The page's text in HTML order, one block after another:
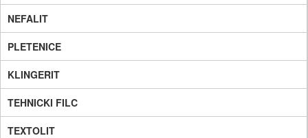
NEFALIT
PLETENICE
KLINGERIT
TEHNICKI FILC
TEXTOLIT